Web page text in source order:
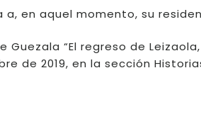
a, en aquel momento, su
Guezala “El regreso de
de 2019, en la sección